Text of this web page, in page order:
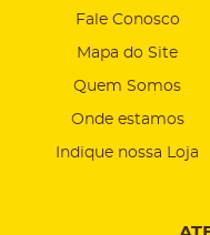
Fale Conosco
Mapa do Site
Quem Somos
Onde estamos
Indique nossa Loja